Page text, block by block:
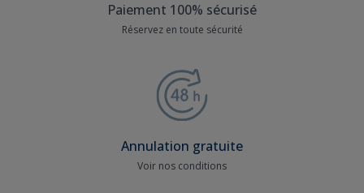
Paiement 100% sécurisé
Réservez en toute sécurité
Annulation gratuite
Voir nos conditions